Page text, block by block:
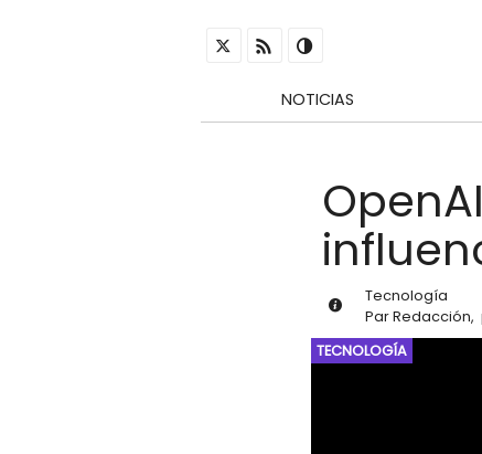
NOTICIAS
Tecnología
ParRedacción,
TECNOLOGÍA